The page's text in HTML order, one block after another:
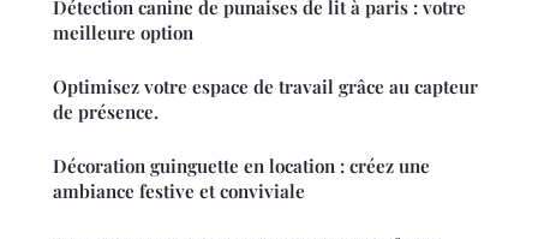
Détection canine de punaises de lit à paris : votre
meilleure option
Optimisez votre espace de travail grâce au capteur
de présence.
Décoration guinguette en location : créez une
ambiance festive et conviviale